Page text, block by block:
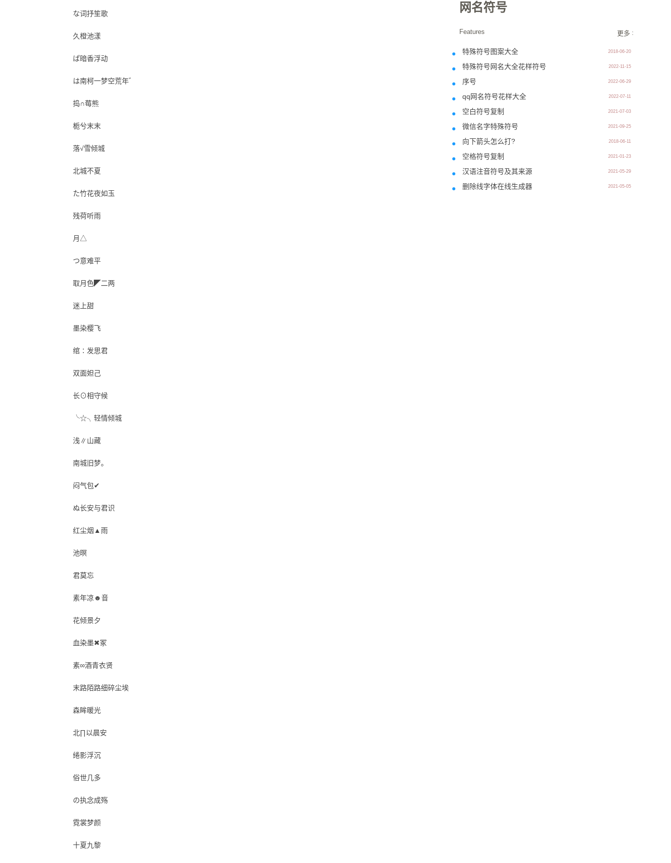
な词抒笙歌
久橙池漾
ぱ暗香浮动
は南柯一梦空荒年゛
捣∩莓熊
栀兮末末
落√雪倾城
北城不夏
た竹花夜如玉
残荷听雨
月△
つ意难平
取月色◤二两
迷上甜
墨染樱飞
绾∶发思君
双面妲己
长⊙相守候
╰☆╮轻情倾城
浅∥山藏
南城旧梦。
闷气包✔
ぬ长安与君识
红尘烟▲雨
池暝
君莫忘
素年凉☻音
花倾景夕
血染墨✖冢
素∞酒青衣贤
末路陌路细碎尘埃
森眸暖光
北∏以晨安
绻影浮沉
俗世几多
の执念成殇
霓裳梦颜
十夏九黎
网名符号
Features 更多 >>
特殊符号图案大全 2018-06-20
特殊符号网名大全花样符号 2022-11-15
序号 2022-06-29
qq网名符号花样大全 2022-07-11
空白符号复制 2021-07-03
微信名字特殊符号 2021-09-25
向下箭头怎么打? 2018-06-11
空格符号复制 2021-01-23
汉语注音符号及其来源 2021-05-29
删除线字体在线生成器 2021-05-05